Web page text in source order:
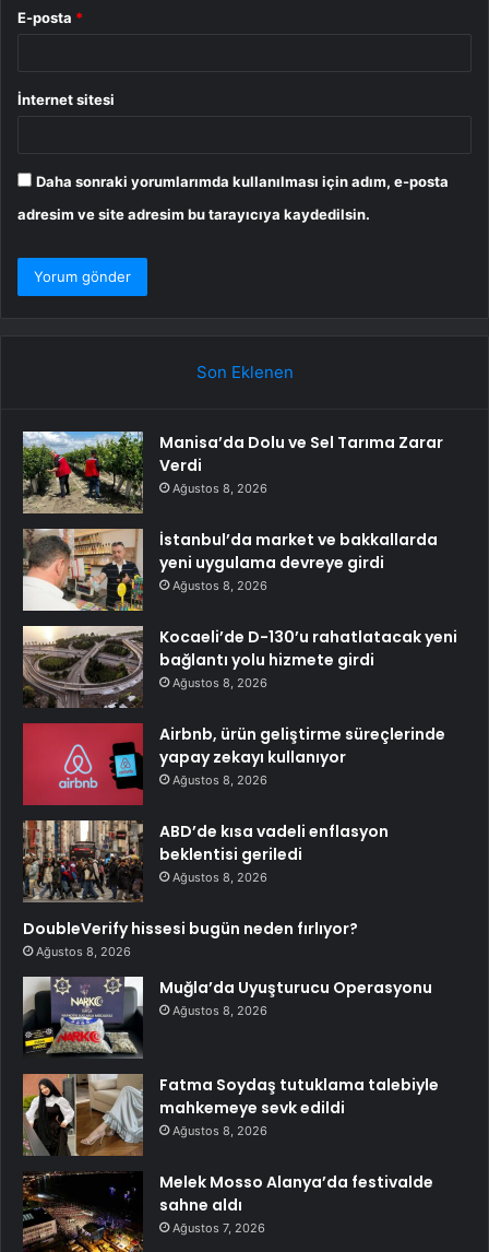
E-posta *
İnternet sitesi
Daha sonraki yorumlarımda kullanılması için adım, e-posta
adresim ve site adresim bu tarayıcıya kaydedilsin.
Son Eklenen
Manisa’da Dolu ve Sel Tarıma Zarar
Verdi
Ağustos 8, 2026
İstanbul’da market ve bakkallarda
yeni uygulama devreye girdi
Ağustos 8, 2026
Kocaeli’de D-130’u rahatlatacak yeni
bağlantı yolu hizmete girdi
Ağustos 8, 2026
Airbnb, ürün geliştirme süreçlerinde
yapay zekayı kullanıyor
Ağustos 8, 2026
ABD’de kısa vadeli enflasyon
beklentisi geriledi
Ağustos 8, 2026
DoubleVerify hissesi bugün neden fırlıyor?
Ağustos 8, 2026
Muğla’da Uyuşturucu Operasyonu
Ağustos 8, 2026
Fatma Soydaş tutuklama talebiyle
mahkemeye sevk edildi
Ağustos 8, 2026
Melek Mosso Alanya’da festivalde
sahne aldı
Ağustos 7, 2026